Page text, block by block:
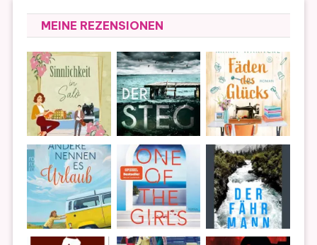
MEINE REZENSIONEN